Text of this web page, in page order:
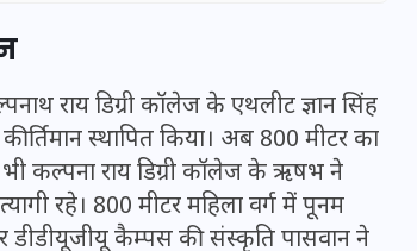
राय डिग्री कॉलेज के एथलीट ज्ञान सिंह
स्थापित किया। अब 800 मीटर का
भी कल्पना राय डिग्री कॉलेज के ऋषभ ने
रहे। 800 मीटर महिला वर्ग में पूनम
डीडीयूजीयू कैम्पस की संस्कृति पासवान ने
Lekhpal Recruitment